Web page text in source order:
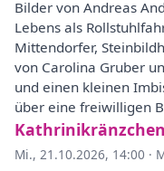
Bilder von Andreas
Lebens als
Mittendorfer,
von Carolina Gruber
und einen kleinen
über eine freiwilligen
Mi., 21.10.2026, 14:00 ·